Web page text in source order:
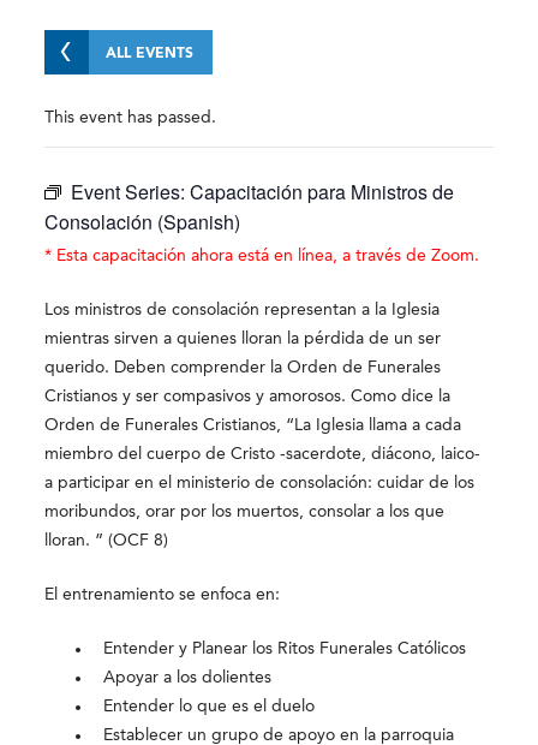
ALL EVENTS
This event has passed.
Event Series:Capacitación para Ministros de
Consolación (Spanish)
* Esta capacitación ahora está en línea, a través de Zoom.
Los ministros de consolación representan a la Iglesia
mientras sirven a quienes lloran la pérdida de un ser
querido. Deben comprender la Orden de Funerales
Cristianos y ser compasivos y amorosos. Como dice la
Orden de Funerales Cristianos, “La Iglesia llama a cada
miembro del cuerpo de Cristo -sacerdote, diácono, laico-
a participar en el ministerio de consolación: cuidar de los
moribundos, orar por los muertos, consolar a los que
lloran. ” (OCF 8)
El entrenamiento se enfoca en:
Entender y Planear los Ritos Funerales Católicos
Apoyar a los dolientes
Entender lo que es el duelo
Establecer un grupo de apoyo en la parroquia